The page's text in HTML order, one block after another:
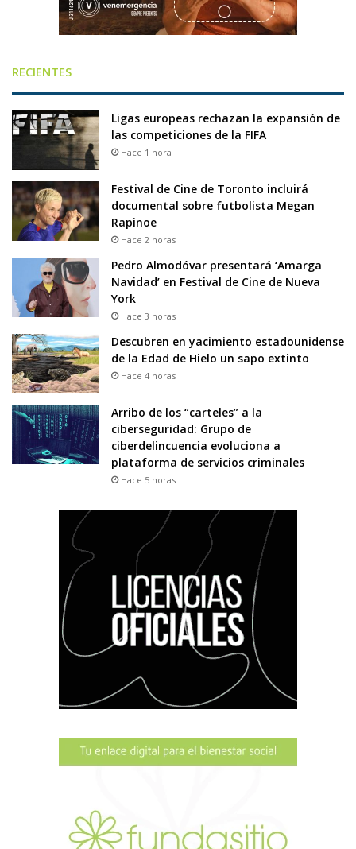
RECIENTES
Ligas europeas rechazan la expansión de
las competiciones de la FIFA
Hace 1 hora
Festival de Cine de Toronto incluirá
documental sobre futbolista Megan
Rapinoe
Hace 2 horas
Pedro Almodóvar presentará ‘Amarga
Navidad’ en Festival de Cine de Nueva
York
Hace 3 horas
Descubren en yacimiento estadounidense
de la Edad de Hielo un sapo extinto
Hace 4 horas
Arribo de los “carteles” a la
ciberseguridad: Grupo de
ciberdelincuencia evoluciona a
plataforma de servicios criminales
Hace 5 horas